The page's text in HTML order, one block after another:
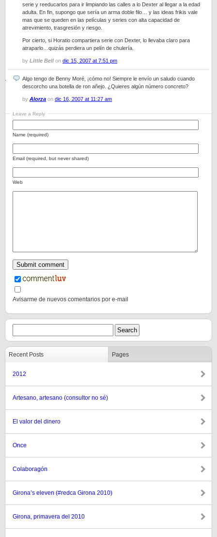
serie y reeducarlos para ir limpiando las calles a lo Dexter al llegar a la edad
adulta. En fin, supongo que sería un arma doble filo… y las ideas frikis vale
mas que se queden en las películas y series con alta capacidad de
atrevimiento, trasgresión y riesgo.
Por cierto, si Horatio compartiera serie con Dexter, lo llevaba claro para
atraparlo…quizás perdiera un pelín de chulería.
by Little Bell on dic 15, 2007 at 7:51 pm
Algo tengo de Benny Moré, ¡cómo no! Siempre le envío un saludo cuando
descorcho una botella de ron añejo. ¿Quieres algún número concreto?
by Alorza on dic 16, 2007 at 11:27 am
Leave a Reply
Name (required)
Email (required, but never shared)
Web
Avisarme de nuevos comentarios por e-mail
Recent Posts Pages
2012
Artesano, artesano (consultor no sé)
El valor del dinero
Once
Colaboragón
Girona’s eleven (#redca Girona 2010)
Girona, primavera del 2010